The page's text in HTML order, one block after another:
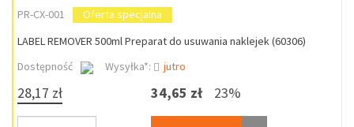
PR-CX-001
Oferta specjalna
LABEL REMOVER 500ml Preparat do usuwania naklejek (60306)
Dostępność
Wysyłka*: jutro
28,17 zł 34,65 zł 23%